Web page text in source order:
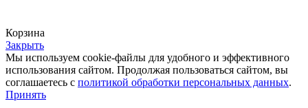
Корзина
Закрыть
Мы используем cookie-файлы для удобного и эффективного
использования сайтом. Продолжая пользоваться сайтом, вы
соглашаетесь с политикой обработки персональных данных.
Принять